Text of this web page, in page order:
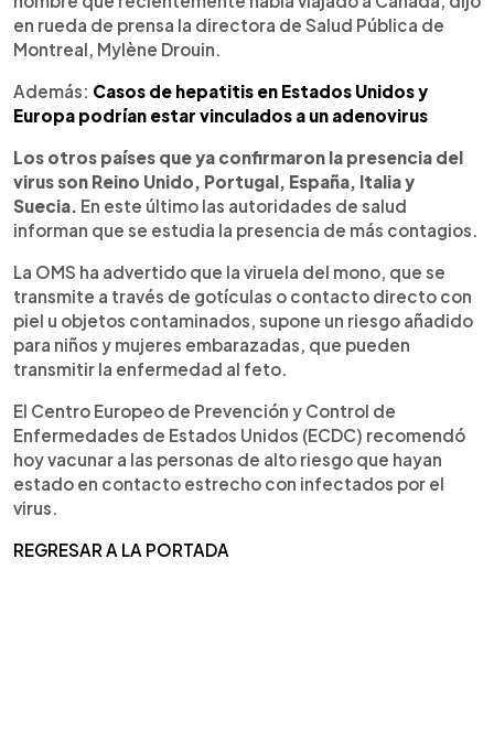
en rueda de prensa la directora de Salud Pública de
Montreal, Mylène Drouin.
Además: Casos de hepatitis en Estados Unidos y
Europa podrían estar vinculados a un adenovirus
Los otros países que ya confirmaron la presencia del
virus son Reino Unido, Portugal, España, Italia y
Suecia. En este último las autoridades de salud
informan que se estudia la presencia de más contagios.
La OMS ha advertido que la viruela del mono, que se
transmite a través de gotículas o contacto directo con
piel u objetos contaminados, supone un riesgo añadido
para niños y mujeres embarazadas, que pueden
transmitir la enfermedad al feto.
El Centro Europeo de Prevención y Control de
Enfermedades de Estados Unidos (ECDC) recomendó
hoy vacunar a las personas de alto riesgo que hayan
estado en contacto estrecho con infectados por el
virus.
REGRESAR A LA PORTADA